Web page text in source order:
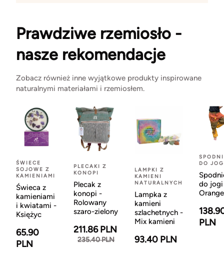
Prawdziwe rzemiosło -
nasze rekomendacje
Zobacz również inne wyjątkowe produkty inspirowane
naturalnymi materiałami i rzemiosłem.
ŚWIECE
SOJOWE Z
KAMIENIAMI
Świeca z
kamieniami
i kwiatami -
Księżyc
65.90
PLN
PLECAKI Z
KONOPI
Plecak z
konopi -
Rolowany
szaro-zielony
211.86 PLN
235.40 PLN
LAMPKI Z
KAMIENI
NATURALNYCH
Lampka z
kamieni
szlachetnych -
Mix kamieni
93.40 PLN
DO
do
Orange
PLN